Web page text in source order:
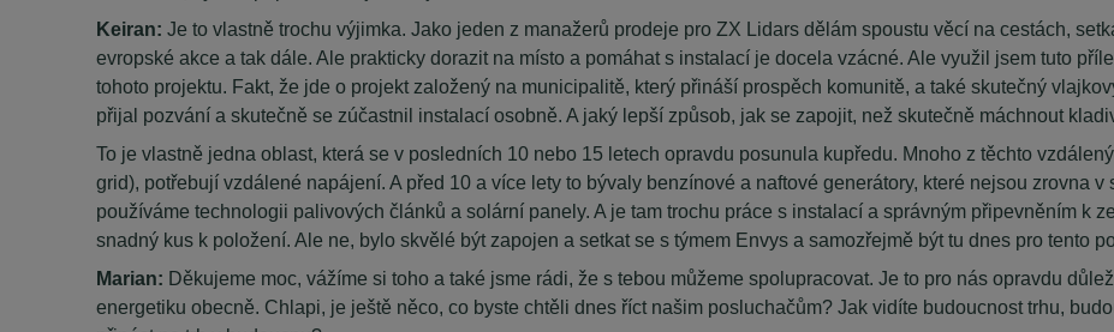
Keiran: Je to vlastně trochu výjimka. Jako jeden z manažerů prodeje pro ZX Lidars dělám spoustu věcí na cestách,
evropské akce a tak dále. Ale prakticky dorazit na místo a pomáhat s instalací je docela vzácné. Ale využil jsem tuto
tohoto projektu. Fakt, že jde o projekt založený na municipalitě, který přináší prospěch komunitě, a také skutečný
přijal pozvání a skutečně se zúčastnil instalací osobně. A jaký lepší způsob, jak se zapojit, než skutečně máchnout
To je vlastně jedna oblast, která se v posledních 10 nebo 15 letech opravdu posunula kupředu. Mnoho z těchto
grid), potřebují vzdálené napájení. A před 10 a více lety to bývaly benzínové a naftové generátory, které nejsou zrovna
používáme technologii palivových článků a solární panely. A je tam trochu práce s instalací a správným připevněním k
snadný kus k položení. Ale ne, bylo skvělé být zapojen a setkat se s týmem Envys a samozřejmě být tu dnes pro tento
Marian: Děkujeme moc, vážíme si toho a také jsme rádi, že s tebou můžeme spolupracovat. Je to pro nás opravdu
energetiku obecně. Chlapi, je ještě něco, co byste chtěli dnes říct našim posluchačům? Jak vidíte budoucnost trhu,